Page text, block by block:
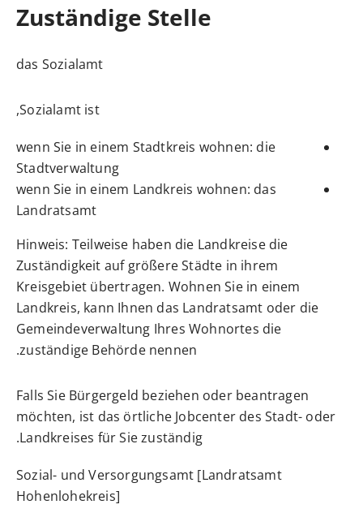
Zuständige Stelle
das Sozialamt
Sozialamt ist,
wenn Sie in einem Stadtkreis wohnen: die
Stadtverwaltung
wenn Sie in einem Landkreis wohnen: das
Landratsamt
Hinweis: Teilweise haben die Landkreise die
Zuständigkeit auf größere Städte in ihrem
Kreisgebiet übertragen. Wohnen Sie in einem
Landkreis, kann Ihnen das Landratsamt oder die
Gemeindeverwaltung Ihres Wohnortes die
zuständige Behörde nennen.
Falls Sie Bürgergeld beziehen oder beantragen
möchten, ist das örtliche Jobcenter des Stadt- oder
Landkreises für Sie zuständig.
Sozial- und Versorgungsamt [Landratsamt
Hohenlohekreis]